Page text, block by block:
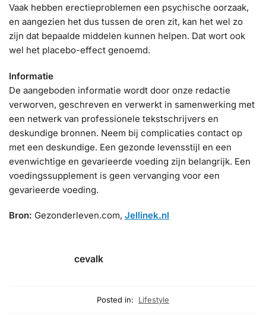
Vaak hebben erectieproblemen een psychische oorzaak,
en aangezien het dus tussen de oren zit, kan het wel zo
zijn dat bepaalde middelen kunnen helpen. Dat wort ook
wel het placebo-effect genoemd.
Informatie
De aangeboden informatie wordt door onze redactie
verworven, geschreven en verwerkt in samenwerking met
een netwerk van professionele tekstschrijvers en
deskundige bronnen. Neem bij complicaties contact op
met een deskundige. Een gezonde levensstijl en een
evenwichtige en gevarieerde voeding zijn belangrijk. Een
voedingssupplement is geen vervanging voor een
gevarieerde voeding.
Bron: Gezonderleven.com, Jellinek.nl
cevalk
Posted in: Lifestyle